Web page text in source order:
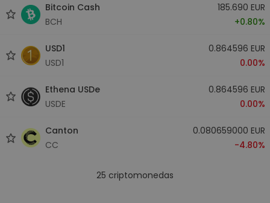
Bitcoin Cash
BCH
185.690 EUR
+0.80%
USD1
USD1
0.864596 EUR
0.00%
Ethena USDe
USDE
0.864596 EUR
0.00%
Canton
CC
0.080659000 EUR
-4.80%
25 criptomonedas